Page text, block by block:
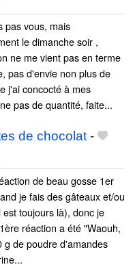
pas vous, mais
le dimanche soir ,
ne me vient pas en terme
pas d'envie non plus de
j'ai concocté à mes
pas de quantité, faite...
de chocolat -
de beau gosse 1er
je fais des gâteaux et/ou
est toujours là), donc je
réaction a été "Waouh,
g de poudre d'amandes